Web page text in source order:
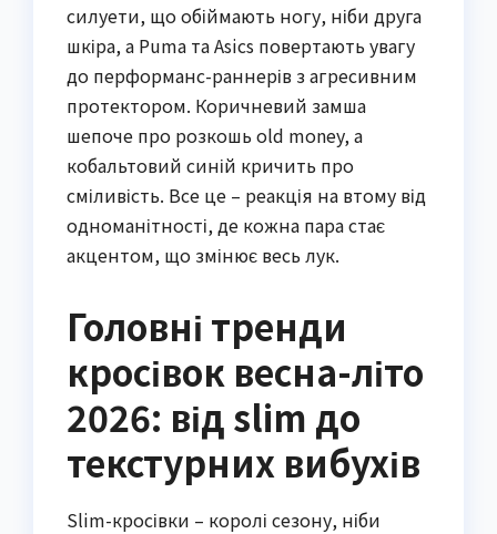
силуети, що обіймають ногу, ніби друга
шкіра, а Puma та Asics повертають увагу
до перформанс-раннерів з агресивним
протектором. Коричневий замша
шепоче про розкошь old money, а
кобальтовий синій кричить про
сміливість. Все це – реакція на втому від
одноманітності, де кожна пара стає
акцентом, що змінює весь лук.
Головні тренди
кросівок весна-літо
2026: від slim до
текстурних вибухів
Slim-кросівки – королі сезону, ніби